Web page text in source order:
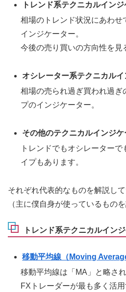
トレンド系テクニカルイン
相場のトレンド状況にあわせ
インジケーター。
今後の売り買いの方向性を見
オシレーター系テクニカル
相場の売られ過ぎ買われ過ぎ
プのインジケーター。
その他のテクニカルインジケ
トレンドでもオシレーター
イプもあります。
それぞれ代表的なものを解説して
（主に僕自身が使っているもの
トレンド系テクニカルイン
移動平均線（Moving
移動平均線は「MA」と略さ
FXトレーダーが最も多く活